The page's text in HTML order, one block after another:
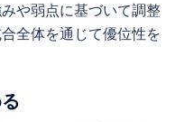
や弱点に基づいて調整
全体を通じて優位性を